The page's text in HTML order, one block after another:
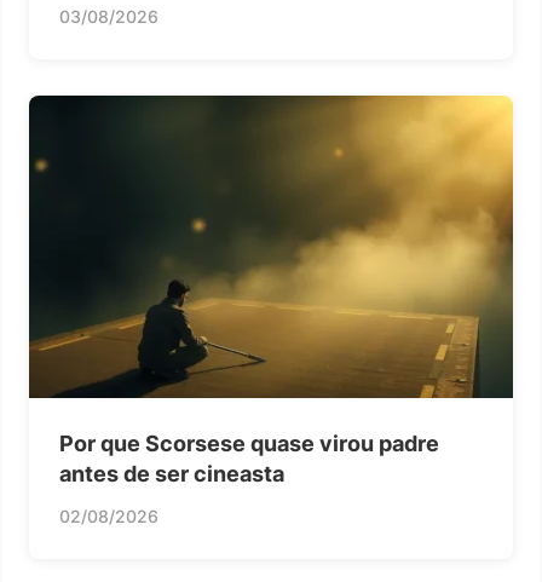
03/08/2026
Por que Scorsese quase virou padre
antes de ser cineasta
02/08/2026